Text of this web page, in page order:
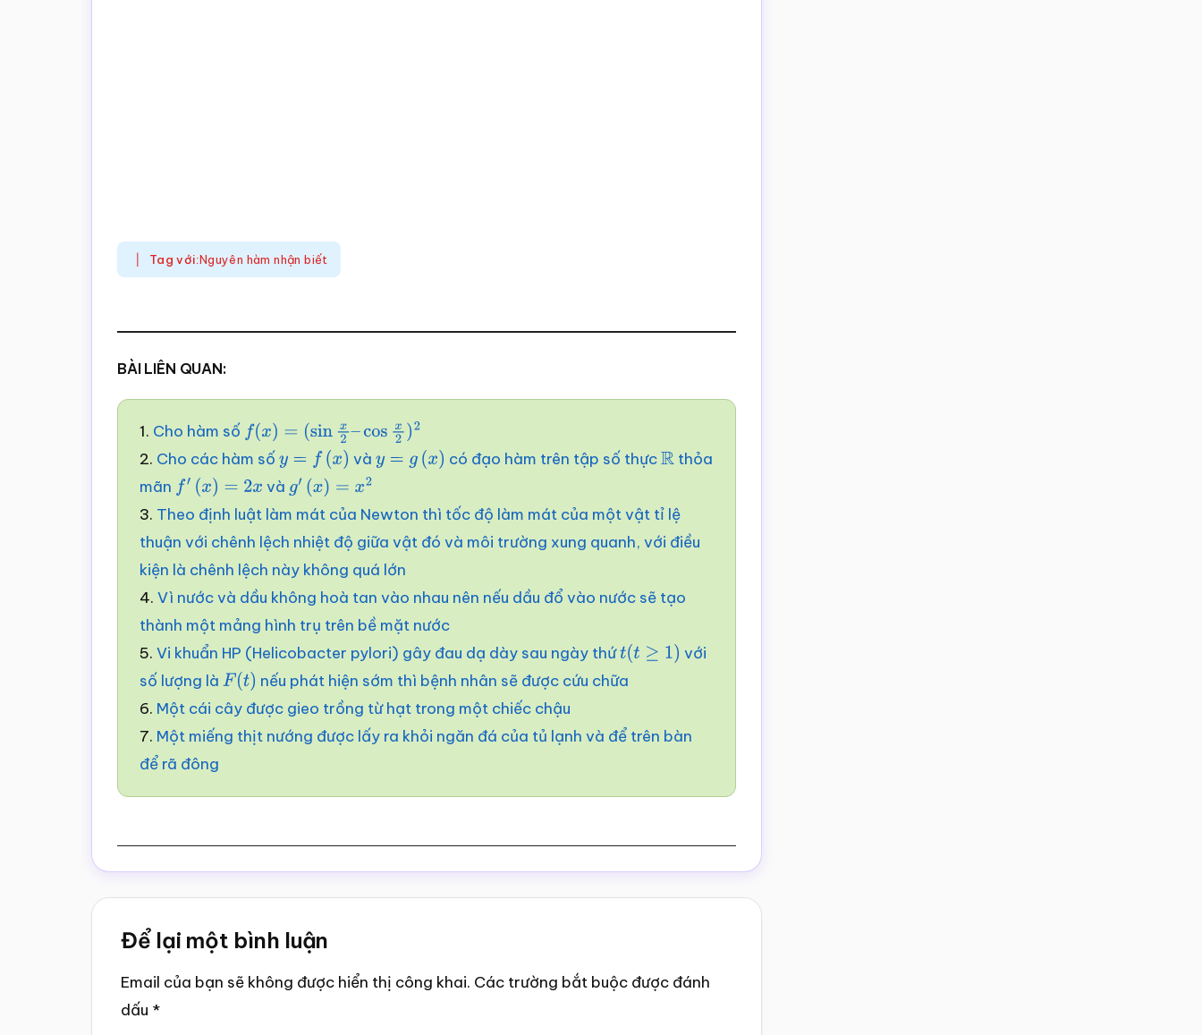
Tag với:Nguyên hàm nhận biết
BÀI LIÊN QUAN:
1. Cho hàm số f(x)= (sinx2–cosx2 )2
2. Cho các hàm số y =f( x ) vày =g (x ) có đạo hàm trên tập số thựcRthỏa
mãn f′( x)= 2x và g′ (x)=x2
3. Theo định luật làm mát của Newton thì tốc độ làm mát của một vật tỉ lệ
thuận với chênh lệch nhiệt độ giữa vật đó và môi trường xung quanh, với điều
kiện là chênh lệch này không quá lớn
4. Vì nước và dầu không hoà tan vào nhau nên nếu dầu đổ vào nước sẽ tạo
thành một mảng hình trụ trên bề mặt nước
5. Vi khuẩn HP (Helicobacter pylori) gây đau dạ dày sau ngày thứt(t ≥1)
với
số lượng là F(t) nếu phát hiện sớm thì bệnh nhân sẽ được cứu chữa
6. Một cái cây được gieo trồng từ hạt trong một chiếc chậu
7. Một miếng thịt nướng được lấy ra khỏi ngăn đá của tủ lạnh và để trên bàn
để rã đông
Reader
Interactions
Để lại một bình luận
Email của bạn sẽ không được hiển thị công khai. Các trường bắt buộc được đánh
dấu *